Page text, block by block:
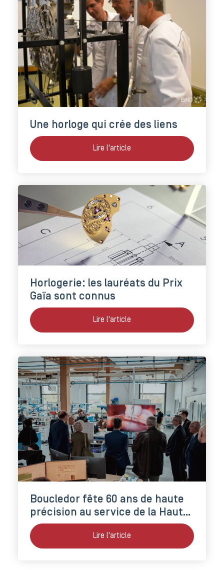
Une horloge qui crée des liens
Lire l'article
Horlogerie: les lauréats du Prix
Gaïa sont connus
Lire l'article
Boucledor fête 60 ans de haute
précision au service de la Haute
Horlogerie
Lire l'article